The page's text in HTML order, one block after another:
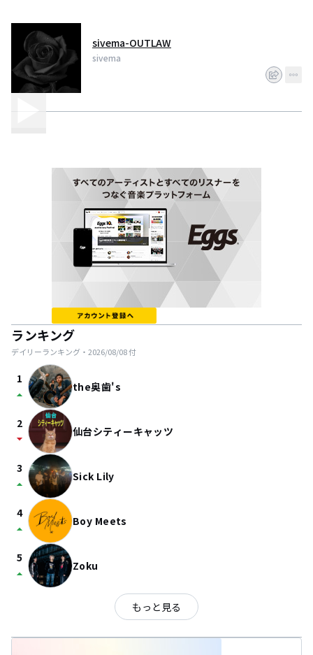
sivema-OUTLAW
sivema
ランキング
デイリーランキング・ 2026/08/08付
1
arrow_drop_up the奥歯's
2
arrow_drop_down 仙台シティーキャッツ
3
arrow_drop_up Sick Lily
4
arrow_drop_up Boy Meets
5
arrow_drop_up Zoku
もっと見る